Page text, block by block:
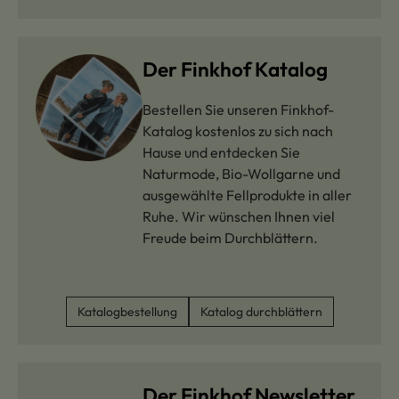
Der Finkhof Katalog
Bestellen Sie unseren Finkhof-
Katalog kostenlos zu sich nach
Hause und entdecken Sie
Naturmode, Bio-Wollgarne und
ausgewählte Fellprodukte in aller
Ruhe. Wir wünschen Ihnen viel
Freude beim Durchblättern.
Katalogbestellung Katalog durchblättern